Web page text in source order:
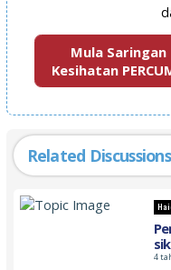
Mula Saringan
Kesihatan
Related Discussions
4